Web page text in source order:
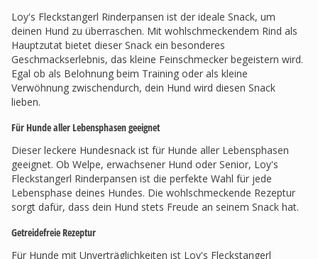
Loy's Fleckstangerl Rinderpansen ist der ideale Snack, um
deinen Hund zu überraschen. Mit wohlschmeckendem Rind als
Hauptzutat bietet dieser Snack ein besonderes
Geschmackserlebnis, das kleine Feinschmecker begeistern wird.
Egal ob als Belohnung beim Training oder als kleine
Verwöhnung zwischendurch, dein Hund wird diesen Snack
lieben.
Für Hunde aller Lebensphasen geeignet
Dieser leckere Hundesnack ist für Hunde aller Lebensphasen
geeignet. Ob Welpe, erwachsener Hund oder Senior, Loy's
Fleckstangerl Rinderpansen ist die perfekte Wahl für jede
Lebensphase deines Hundes. Die wohlschmeckende Rezeptur
sorgt dafür, dass dein Hund stets Freude an seinem Snack hat.
Getreidefreie Rezeptur
Für Hunde mit Unverträglichkeiten ist Loy's Fleckstangerl